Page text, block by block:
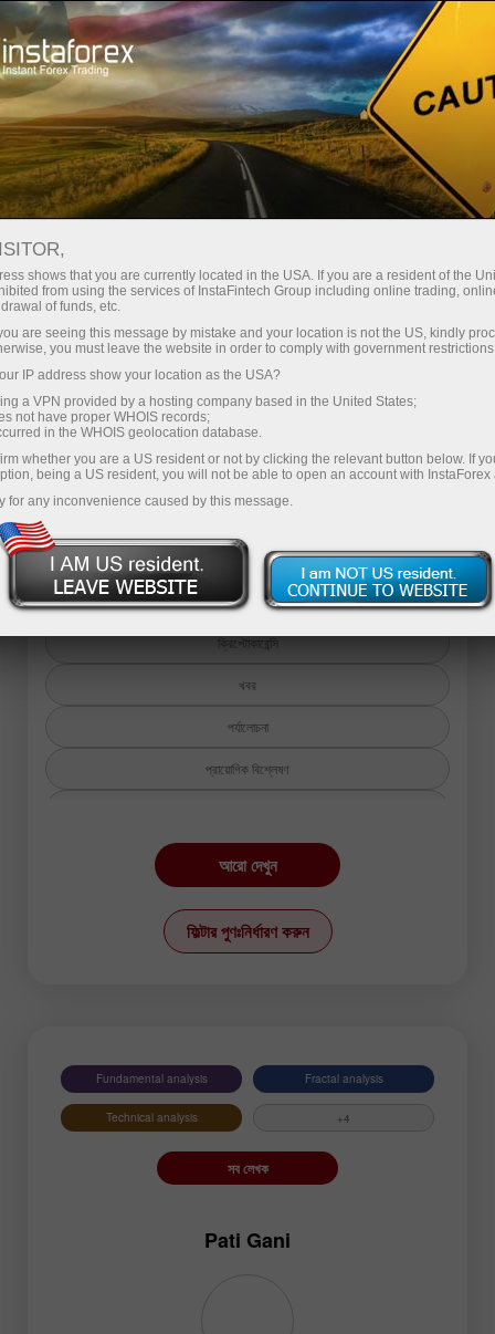
ট্রেডারদের জন্য ফরেক্স অ্যানালিটিক্স
বিশ্লেষণাত্মক পর্যালোচনা
ফরেক্স বিশ্লেষণমূলক নিবন্ধ
বিশ্লেষণ পৃষ্ঠায় ফিরে চলুন
ক্রিপ্টোকারেন্সি
খবর
পর্যালোচনা
প্রায়োগিক বিশ্লেষণ
GBPJPY
EURGBP
EURJPY
NZDUSD
Gold
#USDX
আরো দেখুন
ফিল্টার পুণঃনির্ধারণ করুন
Fundamental analysis Fractal analysis
Technical analysis +4
সব লেখক
Pati Gani
shows that you are currently located in the USA. If you are a resident of the
from using the services of InstaFintech Group including online trading,
of funds, etc.
are seeing this message by mistake and your location is not the US, kindly
you must leave the website in order to comply with government
IP address show your location as the USA?
a VPN provided by a hosting company based in the United States;
not have proper WHOIS records;
in the WHOIS geolocation database.
whether you are a US resident or not by clicking the relevant button below. If
being a US resident, you will not be able to open an account with InstaForex
for any inconvenience caused by this message.